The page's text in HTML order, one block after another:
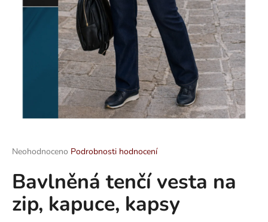
Průměrné
produktu
je
0,0
z
Neohodnoceno Podrobnosti hodnocení
Bavlněná tenčí vesta na
zip, kapuce, kapsy
D
o